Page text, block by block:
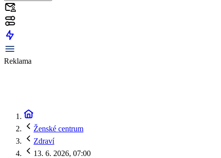
Reklama
Ženské centrum
Zdraví
13. 6. 2026, 07:00